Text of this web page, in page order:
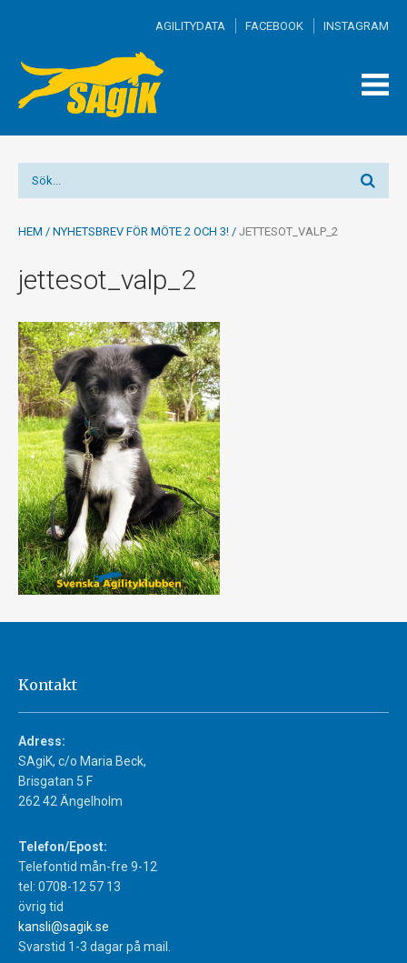
AGILITYDATA FACEBOOK INSTAGRAM
HEM / NYHETSBREV FÖR MÖTE 2 OCH 3! / JETTESOT_VALP_2
jettesot_valp_2
Kontakt
Adress:
SAgiK, c/o Maria Beck,
Brisgatan 5 F
262 42 Ängelholm
Telefon/Epost:
Telefontid mån-fre 9-12
tel: 0708-12 57 13
övrig tid
kansli@sagik.se
Svarstid 1-3 dagar på mail.